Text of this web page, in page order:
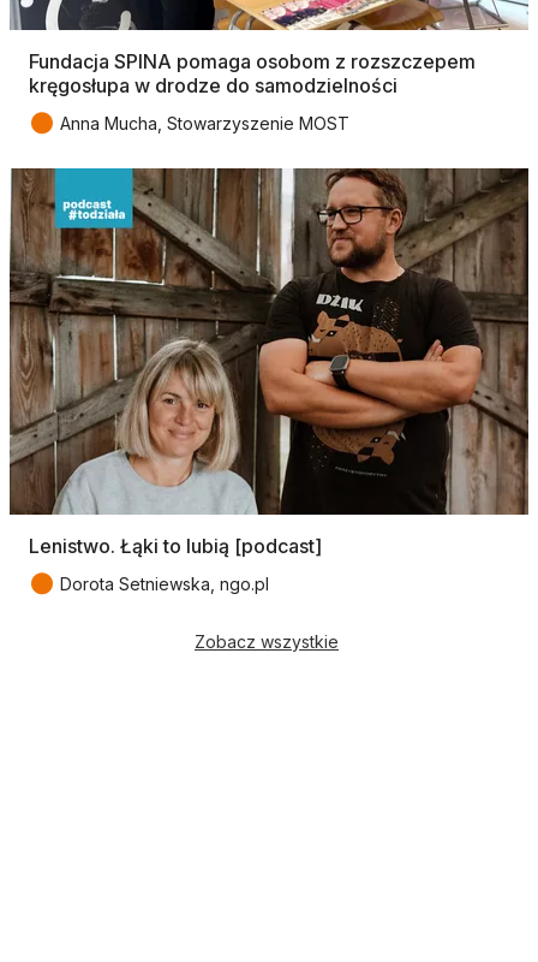
Fundacja SPINA pomaga osobom z rozszczepem
kręgosłupa w drodze do samodzielności
● Anna Mucha, Stowarzyszenie MOST
Lenistwo. Łąki to lubią [podcast]
● Dorota Setniewska, ngo.pl
Zobacz wszystkie